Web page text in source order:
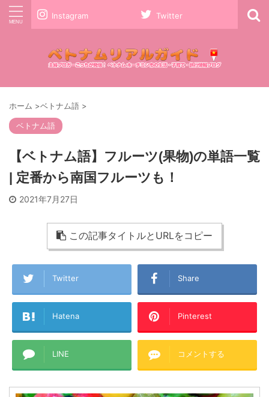
Instagram Twitter
ホーム >ベトナム語 >
ベトナム語
【ベトナム語】フルーツ(果物)の単語一覧
| 定番から南国フルーツも！
2021年7月27日
この記事タイトルとURLをコピー
Twitter Share
Hatena Pinterest
LINE コメントする